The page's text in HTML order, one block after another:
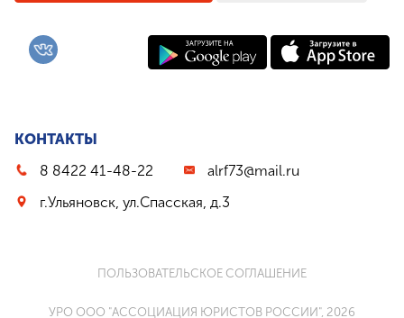
КОНТАКТЫ
8 8422 41-48-22
alrf73@mail.ru
г.Ульяновск, ул.Спасская, д.3
ПОЛЬЗОВАТЕЛЬСКОЕ СОГЛАШЕНИЕ
УРО ООО "АССОЦИАЦИЯ ЮРИСТОВ РОССИИ", 2026